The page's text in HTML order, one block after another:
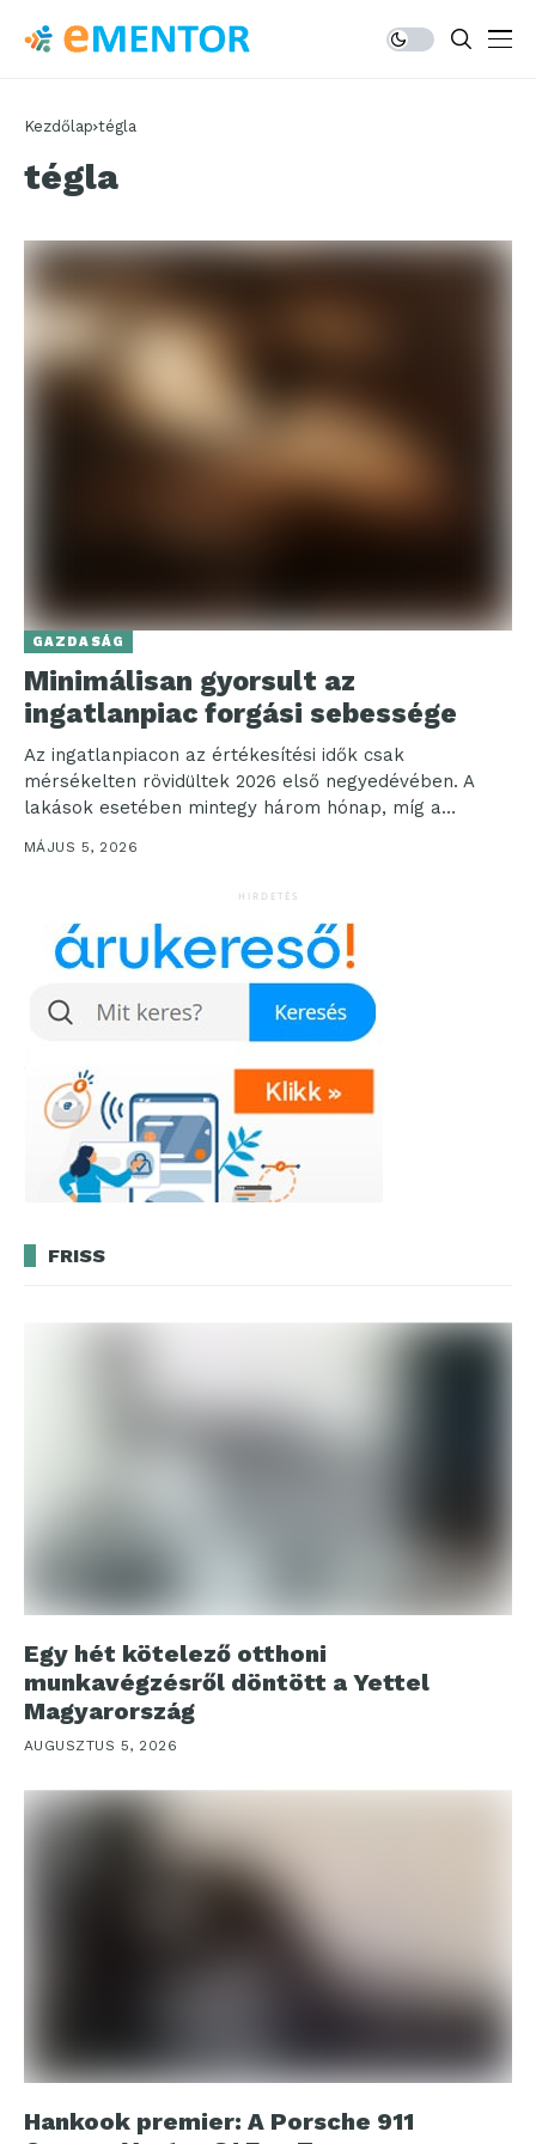
Kezdőlap tégla
tégla
GAZDASÁG
Minimálisan gyorsult az
ingatlanpiac forgási sebessége
Az ingatlanpiacon az értékesítési idők csak
mérsékelten rövidültek 2026 első negyedévében. A
lakások esetében mintegy három hónap, míg a
házaknál fél évnél hosszabb...
MÁJUS 5, 2026
HIRDETÉS
FRISS
Egy hét kötelező otthoni
munkavégzésről döntött a Yettel
Magyarország
AUGUSZTUS 5, 2026
Hankook premier: A Porsche 911